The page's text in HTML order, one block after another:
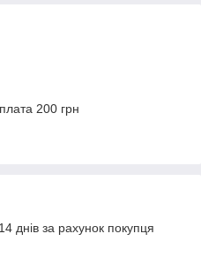
200 грн
днів за рахунок покупця